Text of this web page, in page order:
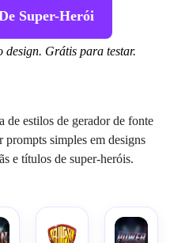
Super-Herói
Grátis para testar.
de estilos de gerador de fonte
prompts simples em designs
e títulos de super-heróis.